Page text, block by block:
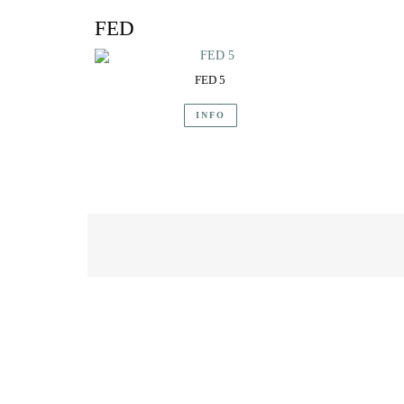
FED
FED 5
INFO